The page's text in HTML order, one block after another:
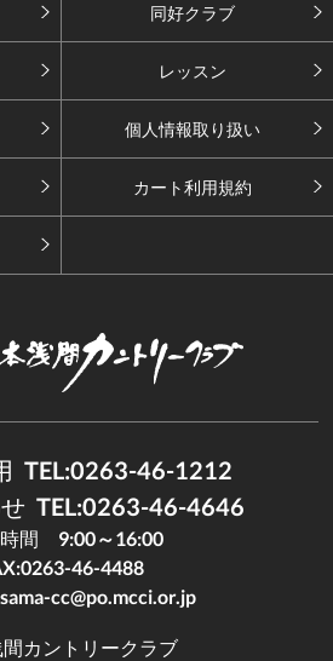
同好クラブ
レッスン
個人情報取り扱い
カート利用規約
TEL:0263-46-1212
TEL:0263-46-4646
間 9:00～16:00
46-4488
cc@po.mcci.or.jp
カントリークラブ